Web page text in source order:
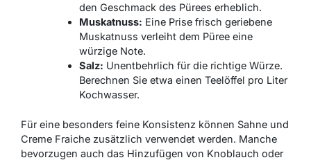
den Geschmack des Pürees erheblich.
Muskatnuss: Eine Prise frisch geriebene
Muskatnuss verleiht dem Püree eine
würzige Note.
Salz: Unentbehrlich für die richtige Würze.
Berechnen Sie etwa einen Teelöffel pro Liter
Kochwasser.
Für eine besonders feine Konsistenz können Sahne und
Creme Fraiche zusätzlich verwendet werden. Manche
bevorzugen auch das Hinzufügen von Knoblauch oder